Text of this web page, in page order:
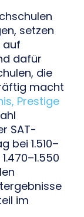
setzen
auf
dafür
die
macht
Prestige
SAT-
bei 1.510–
im